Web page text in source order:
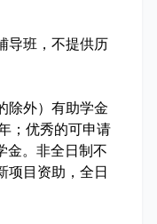
导班，不提供历
除外）有助学金
；优秀的可申请
金。非全日制不
项目资助，全日